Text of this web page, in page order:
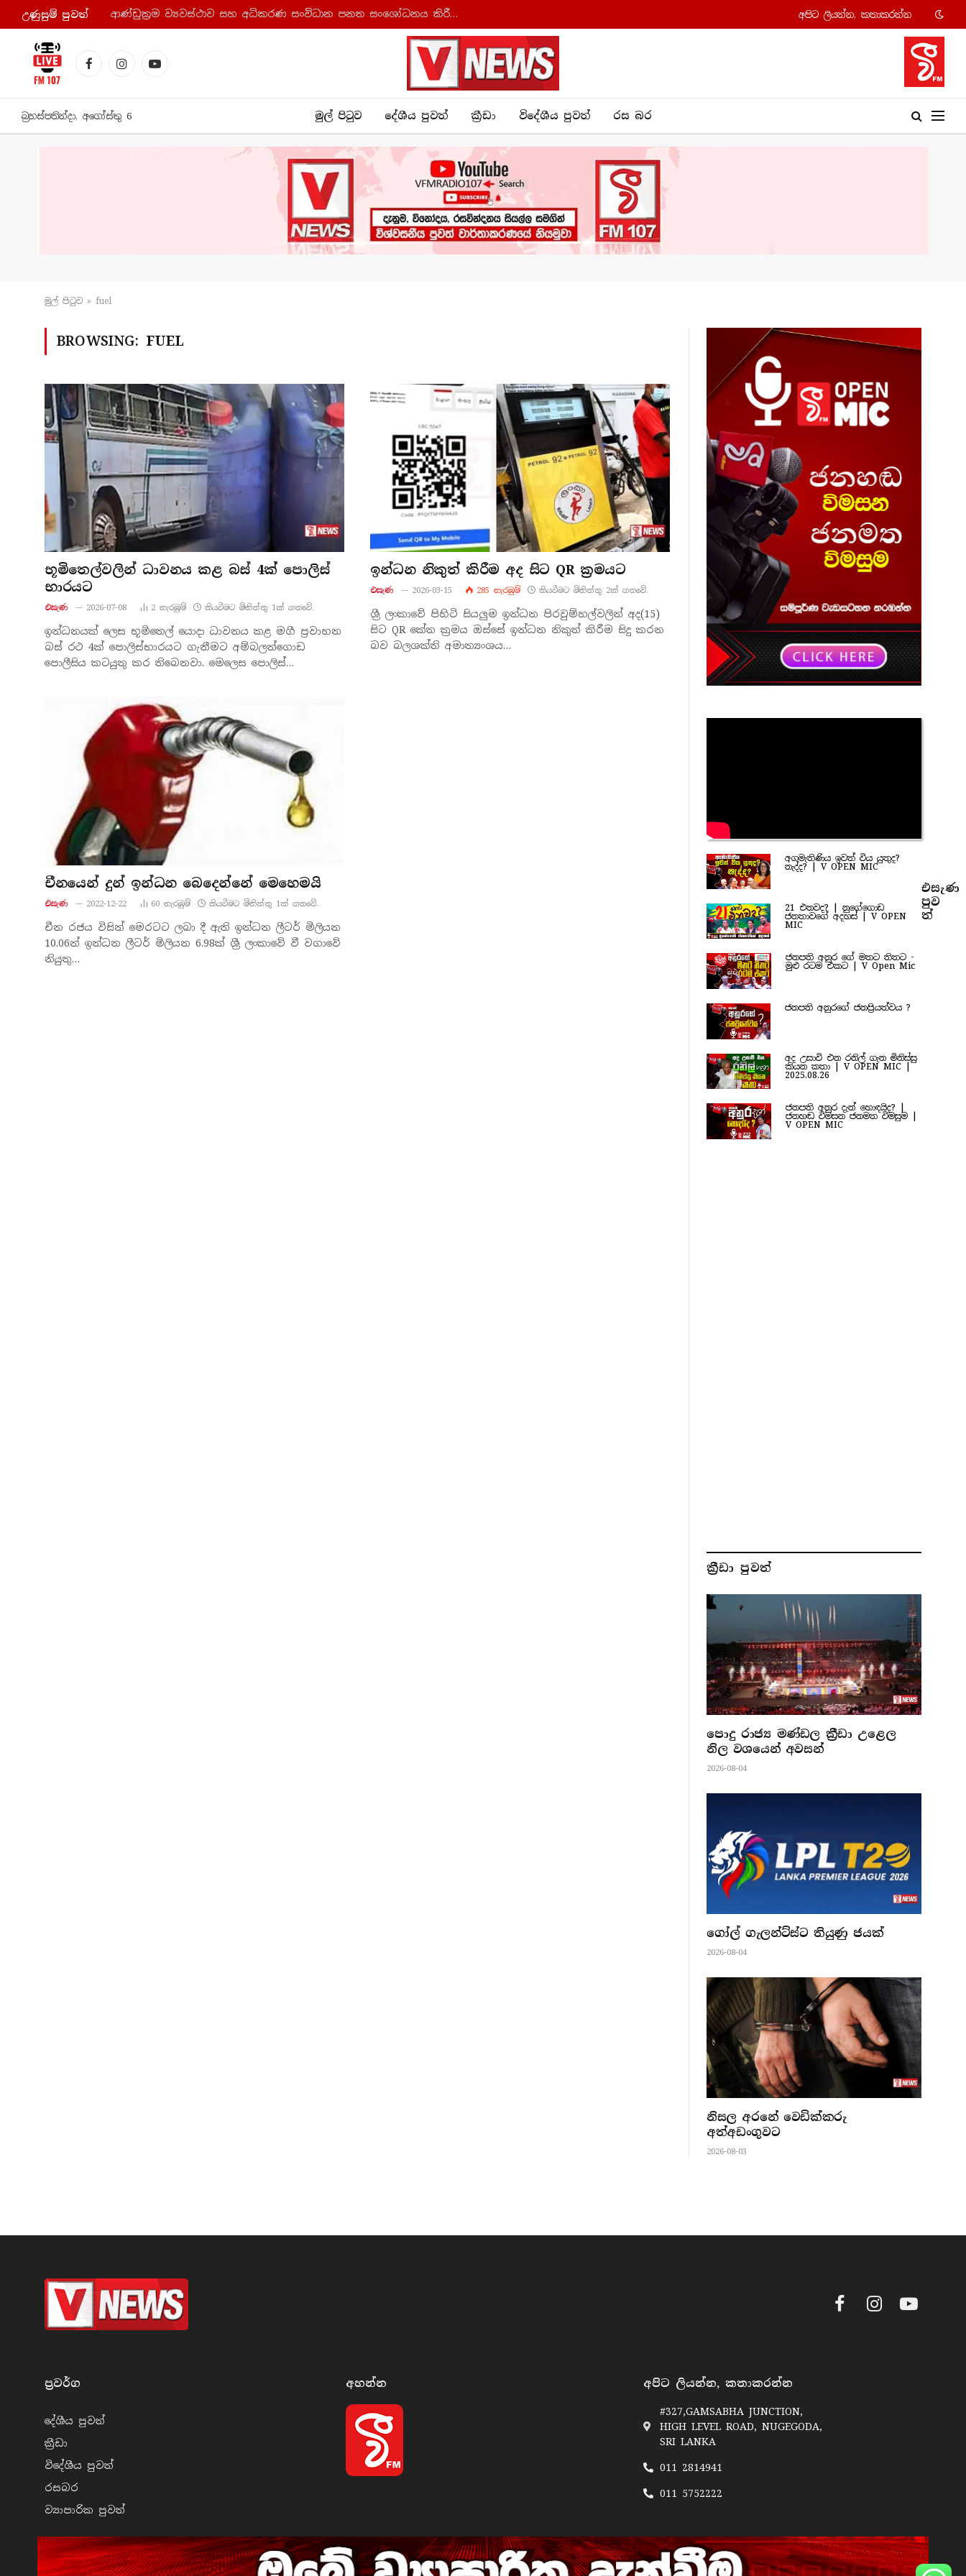
උණුසුම් පුව​ත් ආණ්ඩුක්‍රම ව්‍යවස්ථාව සහ අධිකරණ සංවිධාන පනත සංශෝධනය කිරීමට කැබිනට් අනුමැතිය අපි​ට ලියන්න, කතාකරන්​න
FacebookInstagramYouTube
බ්‍රහස්පතින්දා, අගෝස්තු 6 මුල් පිටුව දේශීය පුව​ත් ක්‍රී​ඩා විදේශීය පුවත් රස බ​ර
මුල් පිටු​ව » fuel
BROWSING: FUEL
භූමිතෙල්වලින් ධාවනය කළ බස් 4ක් පොලිස්
භාරයට
එසැණ 2026-07-08 2 නැරඹු​ම් කියවීමට මිනිත්තු 1ක් ගතවේ.
ඉන්ධනයක් ලෙස භූමිතෙල් යොදා ධාවනය කළ මගී ප්‍රවාහන
බස් රථ 4ක් පොලිස්භාරයට ගැනීමට අම්බලන්ගොඩ
පොලීසිය කටයුතු කර තිබෙනවා. මෙලෙස පොලිස්…
ඉන්ධන නිකුත් කිරීම අද සිට QR ක්‍රමයට
එසැණ 2026-03-15 285 නැරඹු​ම් කියවීමට මිනිත්තු 2ක් ගතවේ.
ශ්‍රී ලංකාවේ පිහිටි සියලුම ඉන්ධන පිරවුම්හල්වලින් අද(15)
සිට QR කේත ක්‍රමය ඔස්සේ ඉන්ධන නිකුත් කිරීම සිදු කරන
බව බලශක්ති අමාත්‍යංශය…
චීනයෙන් දුන් ඉන්ධන බෙදෙන්නේ මෙහෙමයි
එසැණ 2022-12-22 60 නැරඹු​ම් කියවීමට මිනිත්තු 1ක් ගතවේ.
චීන රජය විසින් මෙරටට ලබා දී ඇති ඉන්ධන ලීටර් මිලියන
10.06න් ඉන්ධන ලීටර් මිලියන 6.98ක් ශ්‍රී ලංකාවේ වී වගාවේ
නියුතු…
අගමැතිණිය ඉවත් විය යුතුද?
නැද්ද? | V OPEN MIC
21 එනවද? | නුගේගොඩ
ජනතාවගේ අදහස් | V OPEN
MIC
ජනපති අනුර ගේ මතට තිතට -
මුළු රටම එකට | V Open Mic
ජනපති අනුරගේ ජනප්‍රියත්වය ?
අද උසාවි එන රනිල් ගැන මිනිස්සු
කියන කතා | V OPEN MIC |
2025.08.26
ජනපති අනුර දැන් හොඳයිද? |
ජනහඬ විමසන ජනමත විමසුම |
V OPEN MIC
එසැණ
පුව​
ත්
ක්‍රීඩා පුවත්
පොදු රාජ්‍ය මණ්ඩල ක්‍රීඩා උළෙල
නිල වශයෙන් අවසන්
2026-08-04
ගෝල් ගැලන්ට්ස්ට තියුණු ජයක්
2026-08-04
නිසල අරනේ වෙඩික්කරු
අත්අඩංගුවට
2026-08-03
FacebookInstagramYouTube
ප්‍රවර්​ග
දේශීය පුව​ත්
ක්‍රී​ඩා
විදේශීය පුව​ත්
රසබ​ර
ව්‍යාපාරික පුව​ත්
අහන්​න අපිට ලියන්න, කතාකරන්න
#327,GAMSABHA JUNCTION,
HIGH LEVEL ROAD, NUGEGODA,
SRI LANKA
011 2814941
011 5752222